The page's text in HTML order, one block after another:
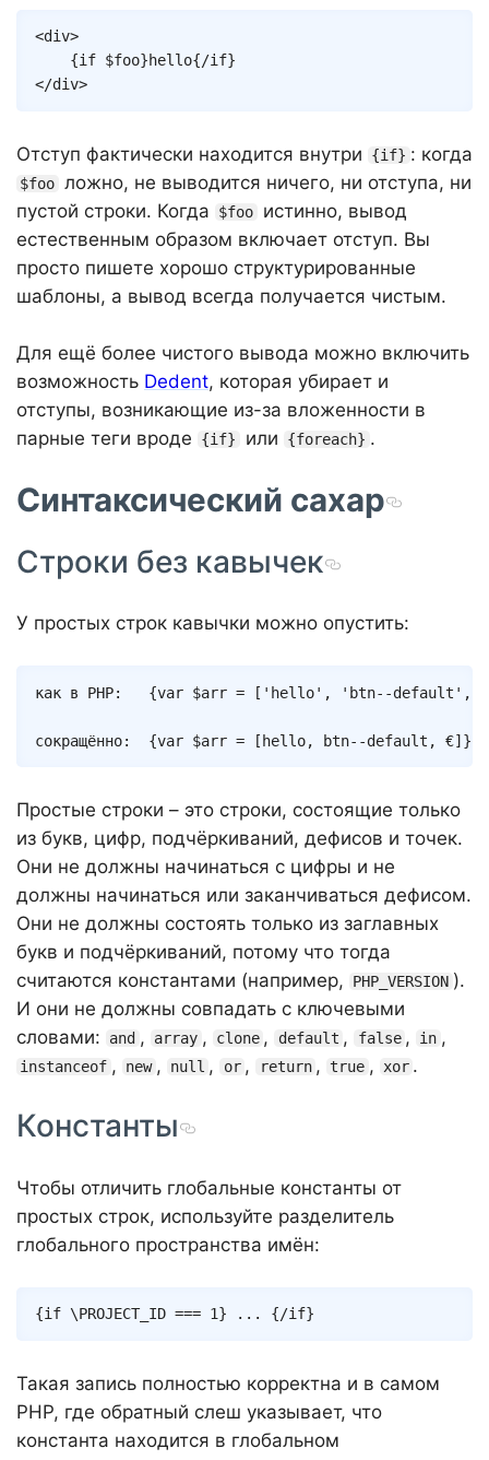
<div>
{if $foo}hello{/if}
</div>
Отступ фактически находится внутри {if} : когда
$foo ложно, не выводится ничего, ни отступа, ни
пустой строки. Когда
$foo
истинно, вывод
естественным образом включает отступ. Вы
просто пишете хорошо структурированные
шаблоны, а вывод всегда получается чистым.
Для ещё более чистого вывода можно включить
возможность Dedent, которая убирает и
отступы, возникающие из-за вложенности в
парные теги вроде
{if} или {foreach} .
Синтаксический сахар
Строки без кавычек
У простых строк кавычки можно опустить:
как в PHP: {var $arr = [ 'hello' , 'btn--default' ,
сокращённо: {var $arr = [ hello, btn--default , €] }
Copy
Простые строки – это строки, состоящие только
из букв, цифр, подчёркиваний, дефисов и точек.
Они не должны начинаться с цифры и не
должны начинаться или заканчиваться дефисом.
Они не должны состоять только из заглавных
букв и подчёркиваний, потому что тогда
считаются константами (например,
PHP_VERSION ).
И они не должны совпадать с ключевыми
словами:
and , array , clone , default , false , in ,
instanceof , new , null , or , return , true , xor .
Константы
Чтобы отличить глобальные константы от
простых строк, используйте разделитель
глобального пространства имён:
{if \PROJECT_ID === 1} ... {/if}
Такая запись полностью корректна и в самом
PHP, где обратный слеш указывает, что
константа находится в глобальном